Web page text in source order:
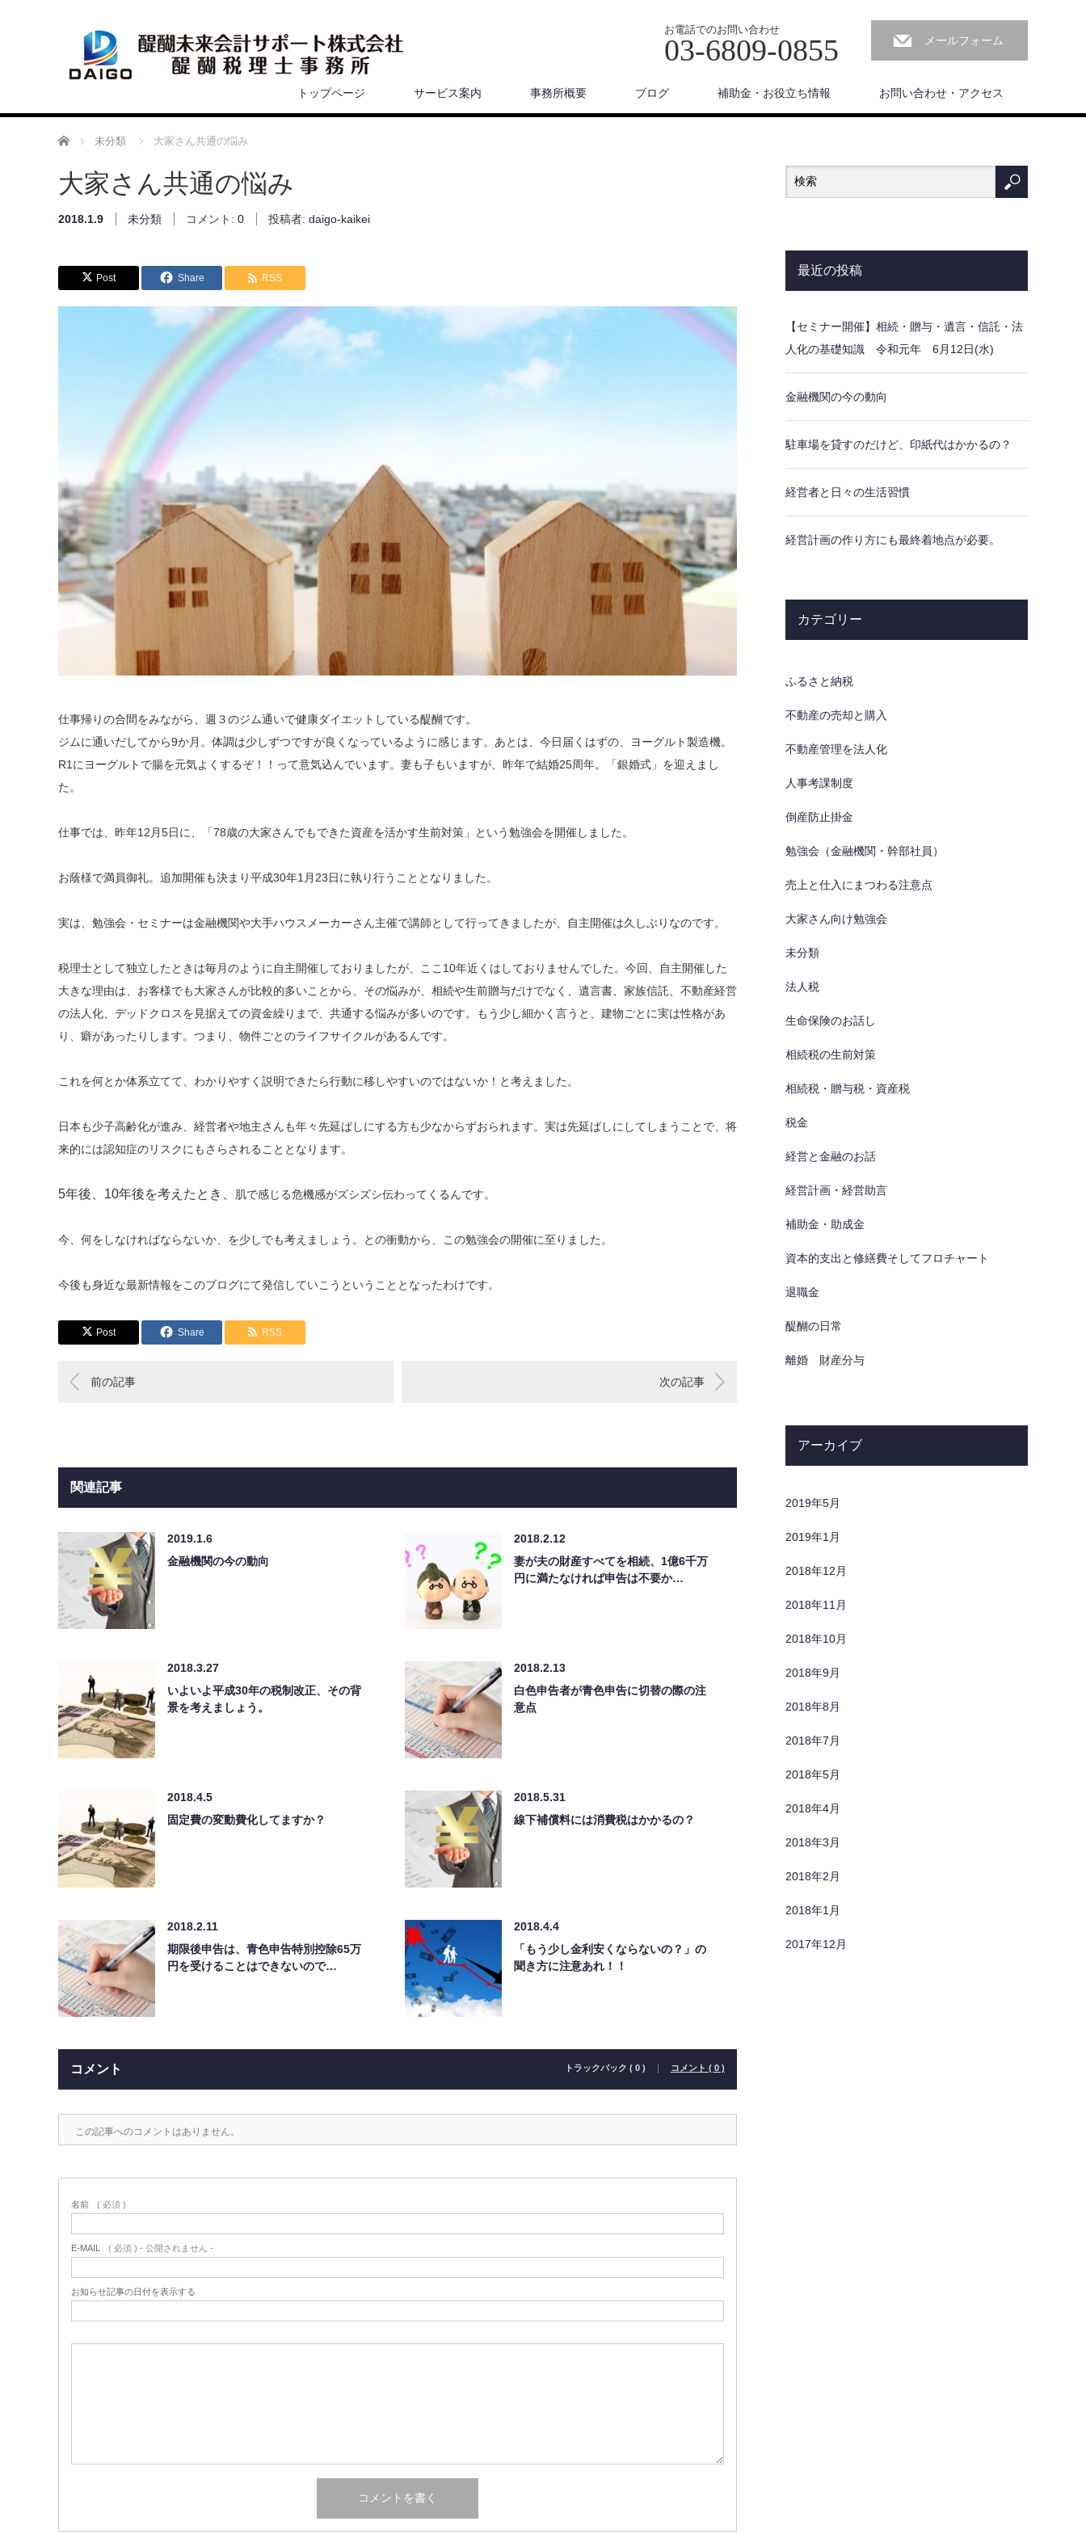
お電話でのお問い合わせ
03-6809-0855 メールフォーム
トップページ サービス案内 事務所概要 ブログ 補助金・お役立ち情報 お問い合わせ・アクセス
ホーム 未分類 大家さん共通の悩み
大家さん共通の悩み
2018.1.9 未分類 コメント: 0 投稿者: daigo-kaikei
Post Share RSS
仕事帰りの合間をみながら、週３のジム通いで健康ダイエットしている醍醐です。
ジムに通いだしてから9か月。体調は少しずつですが良くなっているように感じます。あとは、今日届くはずの、ヨーグルト製造機。
R1にヨーグルトで腸を元気よくするぞ！！って意気込んでいます。妻も子もいますが、昨年で結婚25周年。「銀婚式」を迎えまし
た。
仕事では、昨年12月5日に、「78歳の大家さんでもできた資産を活かす生前対策」という勉強会を開催しました。
お蔭様で満員御礼。追加開催も決まり平成30年1月23日に執り行うこととなりました。
実は、勉強会・セミナーは金融機関や大手ハウスメーカーさん主催で講師として行ってきましたが、自主開催は久しぶりなのです。
税理士として独立したときは毎月のように自主開催しておりましたが、ここ10年近くはしておりませんでした。今回、自主開催した
大きな理由は、お客様でも大家さんが比較的多いことから、その悩みが、相続や生前贈与だけでなく、遺言書、家族信託、不動産経営
の法人化、デッドクロスを見据えての資金繰りまで、共通する悩みが多いのです。もう少し細かく言うと、建物ごとに実は性格があ
り、癖があったりします。つまり、物件ごとのライフサイクルがあるんです。
これを何とか体系立てて、わかりやすく説明できたら行動に移しやすいのではないか！と考えました。
日本も少子高齢化が進み、経営者や地主さんも年々先延ばしにする方も少なからずおられます。実は先延ばしにしてしまうことで、将
来的には認知症のリスクにもさらされることとなります。
5年後、10年後を考えたとき、 肌で感じる危機感がズシズシ伝わってくるんです。
今、何をしなければならないか、を少しでも考えましょう。との衝動から、この勉強会の開催に至りました。
今後も身近な最新情報をこのブログにて発信していこうということとなったわけです。
Post Share RSS
前の記事 次の記事
関連記事
2019.1.6
金融機関の今の動向
2018.2.12
妻が夫の財産すべてを相続、1億6千万
円に満たなければ申告は不要か…
2018.3.27
いよいよ平成30年の税制改正、その背
景を考えましょう。
2018.2.13
白色申告者が青色申告に切替の際の注
意点
2018.4.5
固定費の変動費化してますか？
2018.5.31
線下補償料には消費税はかかるの？
2018.2.11
期限後申告は、青色申告特別控除65万
円を受けることはできないので…
2018.4.4
「もう少し金利安くならないの？」の
聞き方に注意あれ！！
コメント トラックバック ( 0 ) コメント ( 0 )
この記事へのコメントはありません。
名前 ( 必須 )
E-MAIL ( 必須 ) - 公開されません -
お知らせ記事の日付を表示する
最近の投稿
【セミナー開催】相続・贈与・遺言・信託・法
人化の基礎知識 令和元年 6月12日(水)
金融機関の今の動向
駐車場を貸すのだけど、印紙代はかかるの？
経営者と日々の生活習慣
経営計画の作り方にも最終着地点が必要。
カテゴリー
ふるさと納税
不動産の売却と購入
不動産管理を法人化
人事考課制度
倒産防止掛金
勉強会（金融機関・幹部社員）
売上と仕入にまつわる注意点
大家さん向け勉強会
未分類
法人税
生命保険のお話し
相続税の生前対策
相続税・贈与税・資産税
税金
経営と金融のお話
経営計画・経営助言
補助金・助成金
資本的支出と修繕費そしてフロチャート
退職金
醍醐の日常
離婚 財産分与
アーカイブ
2019年5月
2019年1月
2018年12月
2018年11月
2018年10月
2018年9月
2018年8月
2018年7月
2018年5月
2018年4月
2018年3月
2018年2月
2018年1月
2017年12月